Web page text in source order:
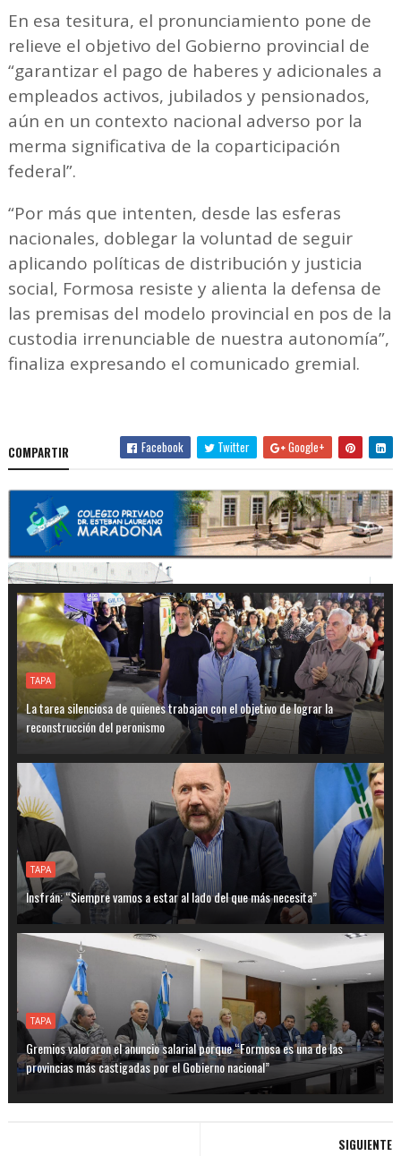
En esa tesitura, el pronunciamiento pone de
relieve el objetivo del Gobierno provincial de
“garantizar el pago de haberes y adicionales a
empleados activos, jubilados y pensionados,
aún en un contexto nacional adverso por la
merma significativa de la coparticipación
federal”.
“Por más que intenten, desde las esferas
nacionales, doblegar la voluntad de seguir
aplicando políticas de distribución y justicia
social, Formosa resiste y alienta la defensa de
las premisas del modelo provincial en pos de la
custodia irrenunciable de nuestra autonomía”,
finaliza expresando el comunicado gremial.
COMPARTIR Facebook Twitter Google+
TAPA
La tarea silenciosa de quienes trabajan con el objetivo de lograr la
reconstrucción del peronismo
TAPA
Insfrán: “Siempre vamos a estar al lado del que más necesita”
TAPA
Gremios valoraron el anuncio salarial porque “Formosa es una de las
provincias más castigadas por el Gobierno nacional”
SIGUIENTE